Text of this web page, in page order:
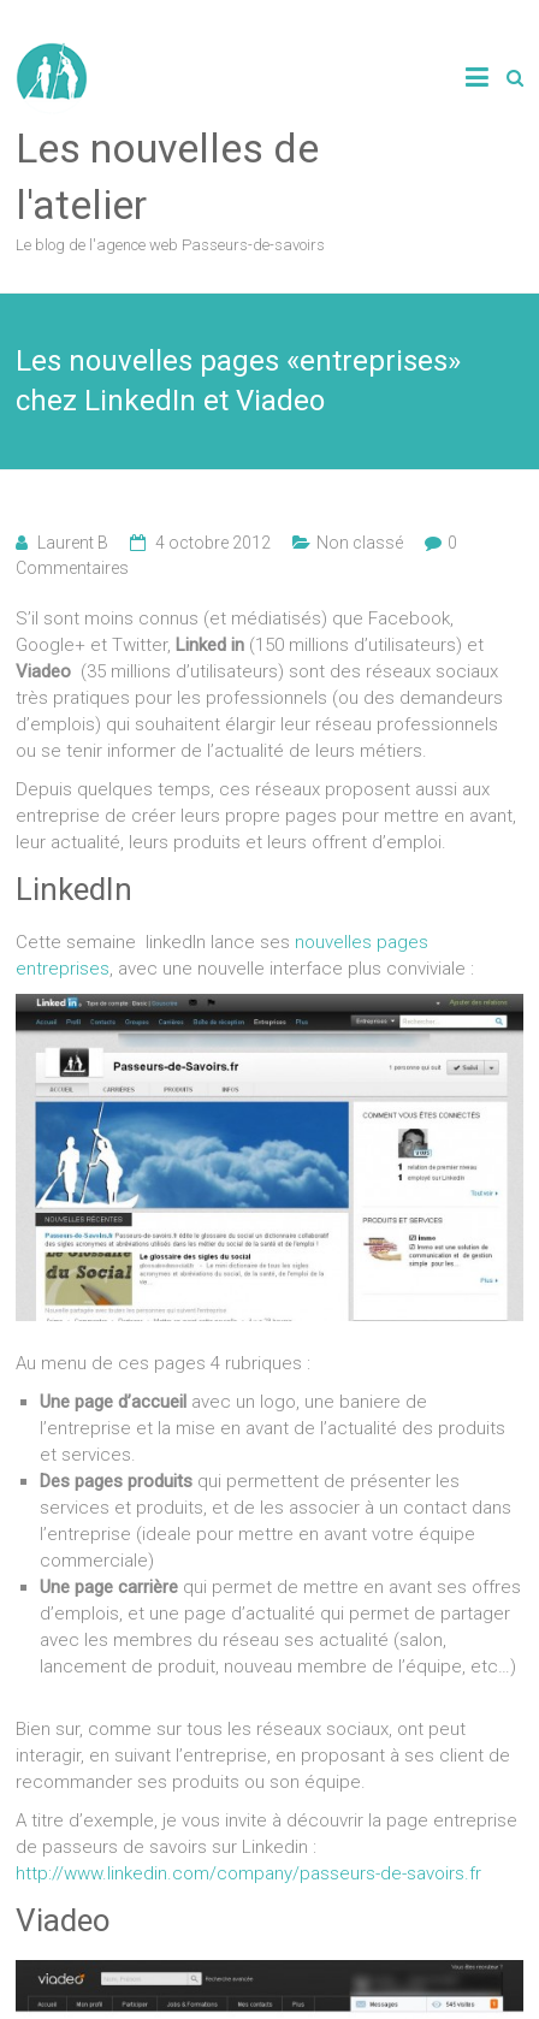
Les nouvelles de
l'atelier
Le blog de l'agence web Passeurs-de-savoirs
Les nouvelles pages «entreprises»
chez LinkedIn et Viadeo
Laurent B 4 octobre 2012 Non classé
0
Commentaires
S’il sont moins connus (et médiatisés) que Facebook,
Google+ et Twitter, Linked in (150 millions d’utilisateurs) et
Viadeo (35 millions d’utilisateurs) sont des réseaux sociaux
très pratiques pour les professionnels (ou des demandeurs
d’emplois) qui souhaitent élargir leur réseau professionnels
ou se tenir informer de l’actualité de leurs métiers.
Depuis quelques temps, ces réseaux proposent aussi aux
entreprise de créer leurs propre pages pour mettre en avant,
leur actualité, leurs produits et leurs offrent d’emploi.
LinkedIn
Cette semaine linkedIn lance ses nouvelles pages
entreprises, avec une nouvelle interface plus conviviale :
Au menu de ces pages 4 rubriques :
Une page d’accueil avec un logo, une baniere de
l’entreprise et la mise en avant de l’actualité des produits
et services.
Des pages produits qui permettent de présenter les
services et produits, et de les associer à un contact dans
l’entreprise (ideale pour mettre en avant votre équipe
commerciale)
Une page carrière qui permet de mettre en avant ses offres
d’emplois, et une page d’actualité qui permet de partager
avec les membres du réseau ses actualité (salon,
lancement de produit, nouveau membre de l’équipe, etc…)
Bien sur, comme sur tous les réseaux sociaux, ont peut
interagir, en suivant l’entreprise, en proposant à ses client de
recommander ses produits ou son équipe.
A titre d’exemple, je vous invite à découvrir la page entreprise
de passeurs de savoirs sur Linkedin :
http://www.linkedin.com/company/passeurs-de-savoirs.fr
Viadeo